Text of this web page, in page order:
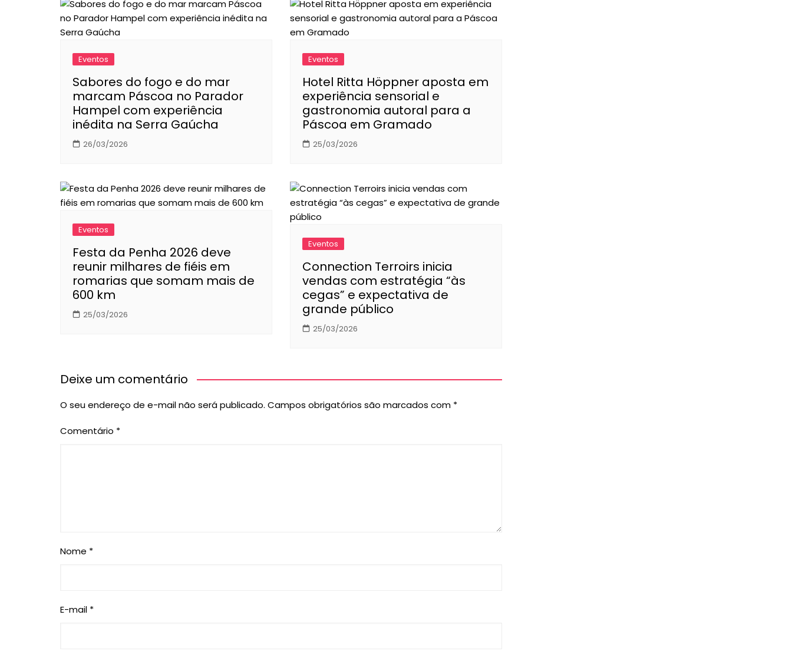
Eventos
Sabores do fogo e do mar
marcam Páscoa no Parador
Hampel com experiência
inédita na Serra Gaúcha
26/03/2026
Eventos
Hotel Ritta Höppner aposta em
experiência sensorial e
gastronomia autoral para a
Páscoa em Gramado
25/03/2026
Eventos
Festa da Penha 2026 deve
reunir milhares de fiéis em
romarias que somam mais de
600 km
25/03/2026
Eventos
Connection Terroirs inicia
vendas com estratégia “às
cegas” e expectativa de
grande público
25/03/2026
Deixe um comentário
O seu endereço de e-mail não será publicado. Campos obrigatórios são marcados com *
Comentário *
Nome *
E-mail *